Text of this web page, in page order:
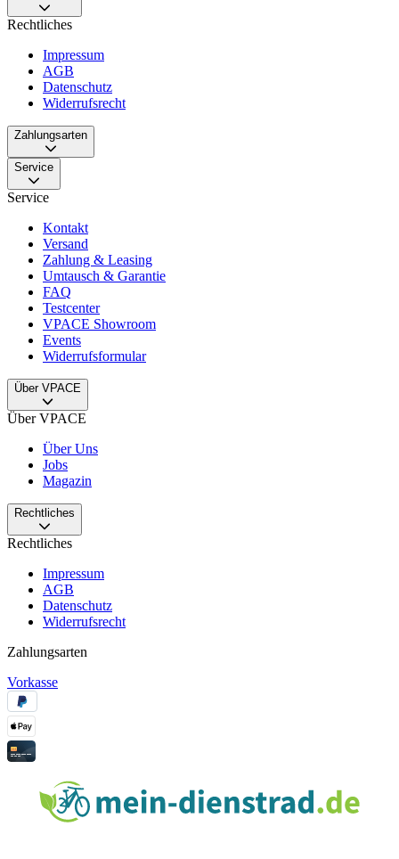
Rechtliches
Impressum
AGB
Datenschutz
Widerrufsrecht
Zahlungsarten
Service
Service
Kontakt
Versand
Zahlung & Leasing
Umtausch & Garantie
FAQ
Testcenter
VPACE Showroom
Events
Widerrufsformular
Über VPACE
Über VPACE
Über Uns
Jobs
Magazin
Rechtliches
Rechtliches
Impressum
AGB
Datenschutz
Widerrufsrecht
Zahlungsarten
Vorkasse